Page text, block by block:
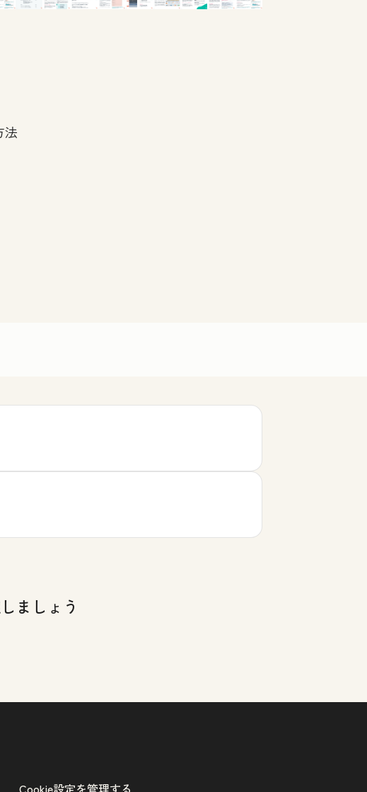
法
ましょう
Cookie設定を管理する